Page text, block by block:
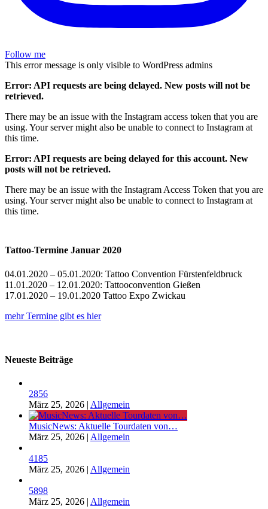
Follow me
This error message is only visible to WordPress admins
Error: API requests are being delayed. New posts will not be
retrieved.
There may be an issue with the Instagram access token that you are
using. Your server might also be unable to connect to Instagram at
this time.
Error: API requests are being delayed for this account. New
posts will not be retrieved.
There may be an issue with the Instagram Access Token that you are
using. Your server might also be unable to connect to Instagram at
this time.
Tattoo-Termine Januar 2020
04.01.2020 – 05.01.2020: Tattoo Convention Fürstenfeldbruck
11.01.2020 – 12.01.2020: Tattooconvention Gießen
17.01.2020 – 19.01.2020 Tattoo Expo Zwickau
mehr Termine gibt es hier
Neueste Beiträge
2856
März 25, 2026 | Allgemein
MusicNews: Aktuelle Tourdaten von…
März 25, 2026 | Allgemein
4185
März 25, 2026 | Allgemein
5898
März 25, 2026 | Allgemein